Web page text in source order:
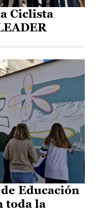
Ciclista
Educación
toda la